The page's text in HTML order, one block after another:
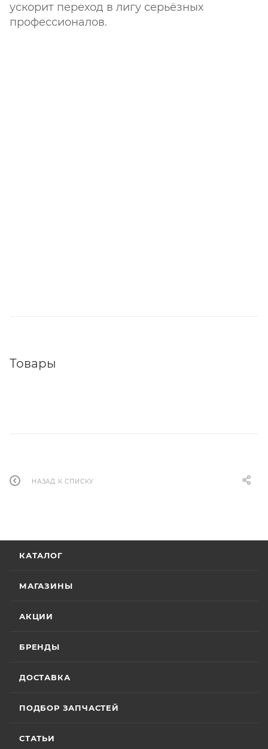
ускорит переход в лигу серьёзных
профессионалов.
Товары
НАЗАД К СПИСКУ
КАТАЛОГ
МАГАЗИНЫ
АКЦИИ
БРЕНДЫ
ДОСТАВКА
ПОДБОР ЗАПЧАСТЕЙ
СТАТЬИ